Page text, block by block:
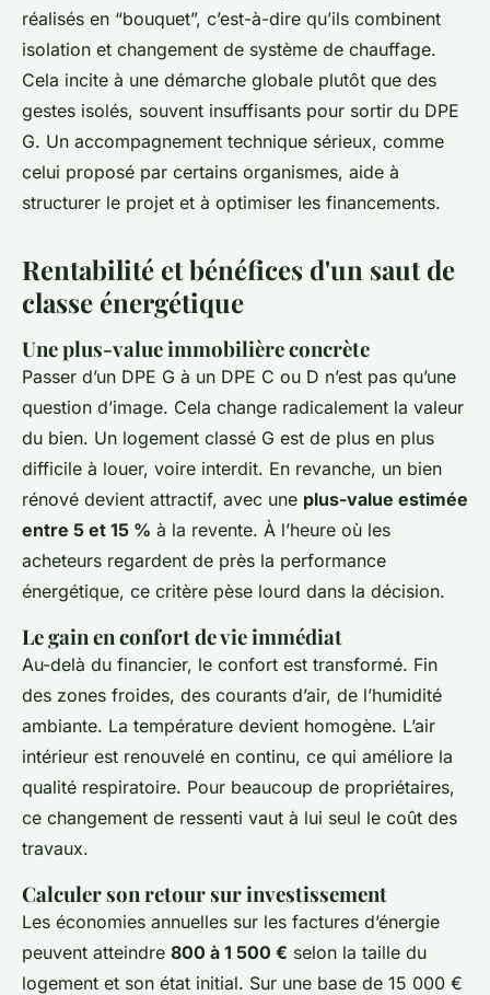
réalisés en “bouquet”, c’est-à-dire qu’ils combinent
isolation et changement de système de chauffage.
Cela incite à une démarche globale plutôt que des
gestes isolés, souvent insuffisants pour sortir du DPE
G. Un accompagnement technique sérieux, comme
celui proposé par certains organismes, aide à
structurer le projet et à optimiser les financements.
Rentabilité et bénéfices d'un saut de
classe énergétique
Une plus-value immobilière concrète
Passer d’un DPE G à un DPE C ou D n’est pas qu’une
question d’image. Cela change radicalement la valeur
du bien. Un logement classé G est de plus en plus
difficile à louer, voire interdit. En revanche, un bien
rénové devient attractif, avec une plus-value estimée
entre 5 et 15 % à la revente. À l’heure où les
acheteurs regardent de près la performance
énergétique, ce critère pèse lourd dans la décision.
Le gain en confort de vie immédiat
Au-delà du financier, le confort est transformé. Fin
des zones froides, des courants d’air, de l’humidité
ambiante. La température devient homogène. L’air
intérieur est renouvelé en continu, ce qui améliore la
qualité respiratoire. Pour beaucoup de propriétaires,
ce changement de ressenti vaut à lui seul le coût des
travaux.
Calculer son retour sur investissement
Les économies annuelles sur les factures d’énergie
peuvent atteindre 800 à 1 500 € selon la taille du
logement et son état initial. Sur une base de 15 000 €